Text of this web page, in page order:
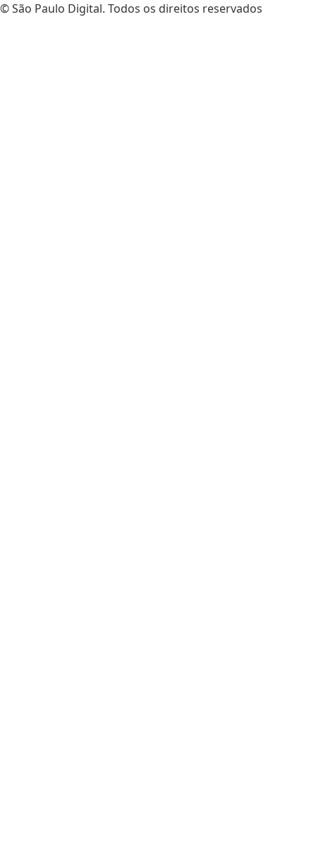
© São Paulo Digital. Todos os direitos reservados